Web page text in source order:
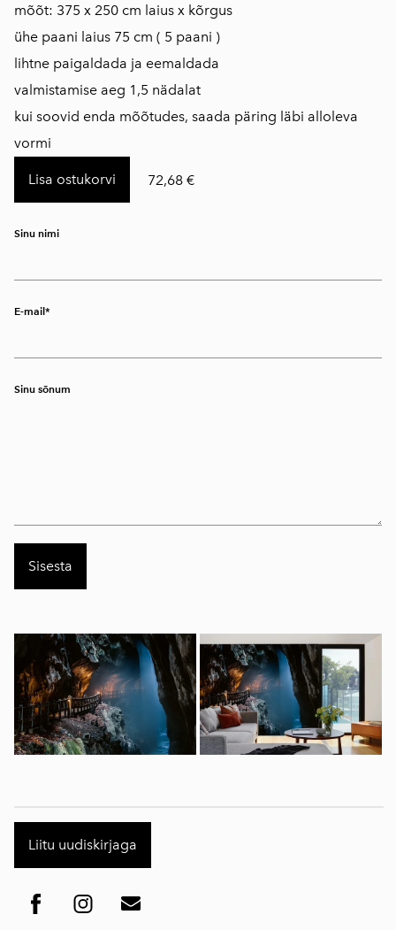
mõõt: 375 x 250 cm laius x kõrgus
ühe paani laius 75 cm ( 5 paani )
lihtne paigaldada ja eemaldada
valmistamise aeg 1,5 nädalat
kui soovid enda mõõtudes, saada päring läbi alloleva
vormi
Lisa ostukorvi 72,68 €
Sinu nimi
E-mail
Sinu sõnum
Liitu uudiskirjaga